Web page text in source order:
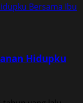
Bersama Ibu
Hidupku